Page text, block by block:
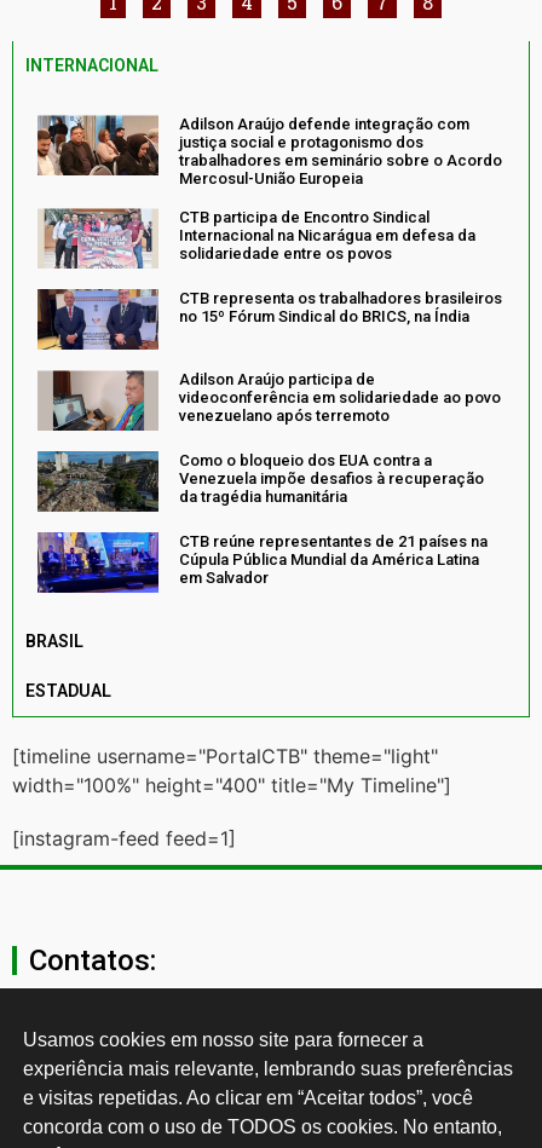
INTERNACIONAL
Adilson Araújo defende integração com
justiça social e protagonismo dos
trabalhadores em seminário sobre o Acordo
Mercosul-União Europeia
CTB participa de Encontro Sindical
Internacional na Nicarágua em defesa da
solidariedade entre os povos
CTB representa os trabalhadores brasileiros
no 15º Fórum Sindical do BRICS, na Índia
Adilson Araújo participa de
videoconferência em solidariedade ao povo
venezuelano após terremoto
Como o bloqueio dos EUA contra a
Venezuela impõe desafios à recuperação
da tragédia humanitária
CTB reúne representantes de 21 países na
Cúpula Pública Mundial da América Latina
em Salvador
BRASIL
ESTADUAL
[timeline username="PortalCTB" theme="light"
width="100%" height="400" title="My Timeline"]
[instagram-feed feed=1]
Contatos:
secgeral@ctb.org.br
11 3874-0040
Rua Cardoso de Almeida, 1843, Sumaré São Paulo - SP -
Usamos cookies em nosso site para fornecer a
experiência mais relevante, lembrando suas preferências
e visitas repetidas. Ao clicar em “Aceitar todos”, você
concorda com o uso de TODOS os cookies. No entanto,